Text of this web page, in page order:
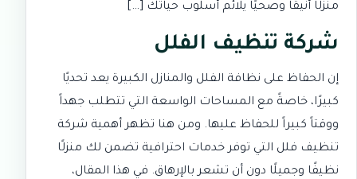
منزلًا أنيقًا وصحيًا يلائم أسلوب حياتك […]
شركة تنظيف الفلل
إن الحفاظ على نظافة الفلل والمنازل الكبيرة يعد تحديًا
كبيرًا، خاصةً مع المساحات الواسعة التي تتطلب جهداً
ووقتاً كبيراً للحفاظ عليها. ومن هنا تظهر أهمية شركة
تنظيف فلل التي توفر خدمات احترافية تضمن لك منزلًا
نظيفًا وجميلًا دون أن تشعر بالإرهاق. في هذا المقال،